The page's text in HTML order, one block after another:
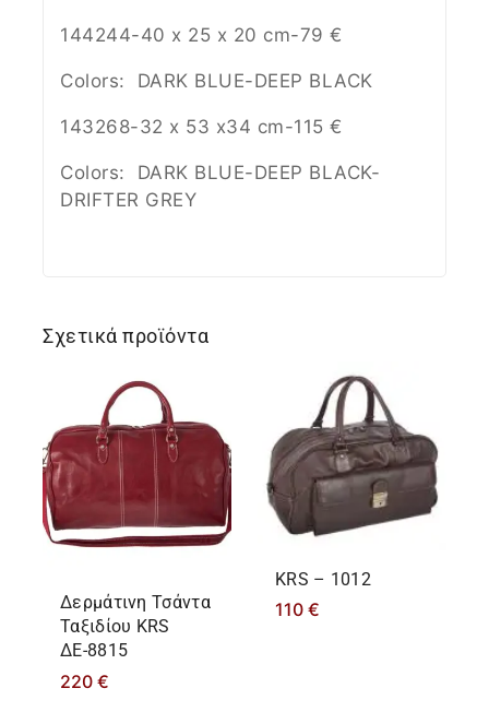
144244-40 x 25 x 20 cm-79 €
Colors: DARK BLUE-DEEP BLACK
143268-32 x 53 x34 cm-115 €
Colors: DARK BLUE-DEEP BLACK-
DRIFTER GREY
Σχετικά προϊόντα
Δερμάτινη Τσάντα
Ταξιδίου KRS
ΔΕ-8815
220 €
KRS – 1012
110 €